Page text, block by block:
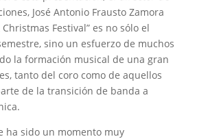
José Antonio Frausto Zamora
Festival” es no sólo el
sino un esfuerzo de muchos
la formación musical de una gran
tanto del coro como de aquellos
de la transición de banda a
ha sido un momento muy